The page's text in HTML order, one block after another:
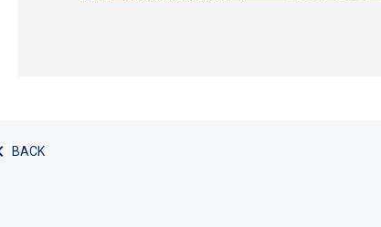
BACK